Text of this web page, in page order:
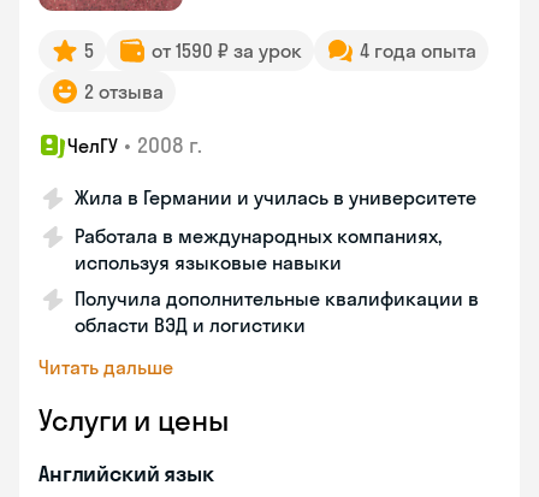
5 от 1590 ₽ за урок
4 года опыта
2 отзыва
ЧелГУ • 2008 г.
Жила в Германии и училась в университете
Работала в международных компаниях,
используя языковые навыки
Получила дополнительные квалификации в
области ВЭД и логистики
Читать дальше
Услуги и цены
Английский язык